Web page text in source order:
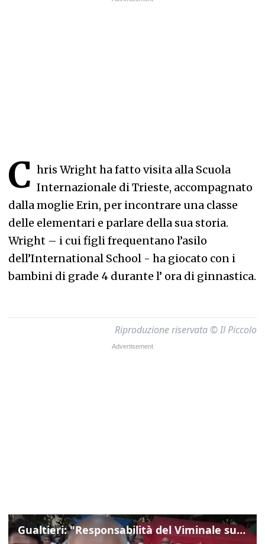
C hris Wright ha fatto visita alla Scuola
Internazionale di Trieste, accompagnato
dalla moglie Erin, per incontrare una classe
delle elementari e parlare della sua storia.
Wright – i cui figli frequentano l’asilo
dell’International School - ha giocato con i
bambini di grade 4 durante l’ ora di ginnastica.
Riproduzione riservata © Il Piccolo
Gualtieri: "Responsabilità del Viminale su Spin Time? La posizione dei partiti è nota"